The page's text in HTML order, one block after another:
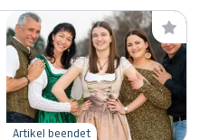
Artikel beendet